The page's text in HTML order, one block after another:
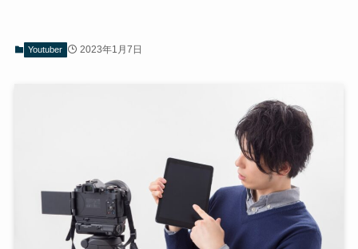
Youtuber 2023年1月7日